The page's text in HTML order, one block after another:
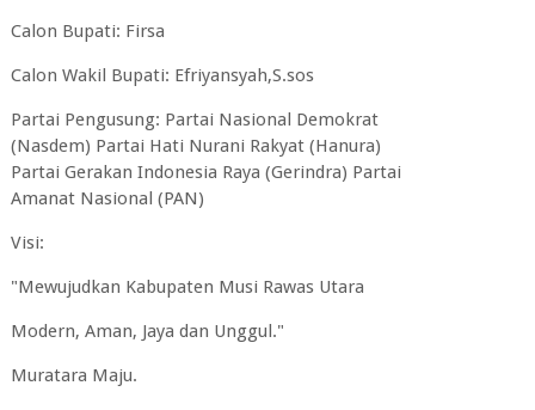
Calon Bupati: Firsa
Calon Wakil Bupati: Efriyansyah,S.sos
Partai Pengusung: Partai Nasional Demokrat
(Nasdem) Partai Hati Nurani Rakyat (Hanura)
Partai Gerakan Indonesia Raya (Gerindra) Partai
Amanat Nasional (PAN)
Visi:
"Mewujudkan Kabupaten Musi Rawas Utara
Modern, Aman, Jaya dan Unggul."
Muratara Maju.